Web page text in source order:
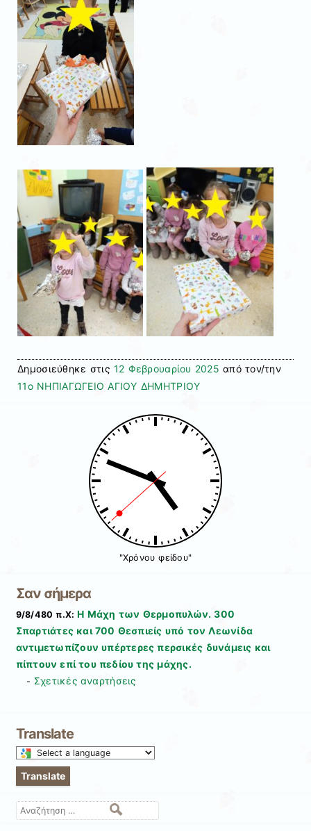
Δημοσιεύθηκε στις 12 Φεβρουαρίου 2025 από τον/την
11ο ΝΗΠΙΑΓΩΓΕΙΟ ΑΓΙΟΥ ΔΗΜΗΤΡΙΟΥ
"Χρόνου φείδου"
Σαν σήμερα
9/8/480 π.Χ: Η Μάχη των Θερμοπυλών. 300
Σπαρτιάτες και 700 Θεσπιείς υπό τον Λεωνίδα
αντιμετωπίζουν υπέρτερες περσικές δυνάμεις και
πίπτουν επί του πεδίου της μάχης.
- Σχετικές αναρτήσεις
Translate
Select
a
language
translate
Translate
Αναζήτηση